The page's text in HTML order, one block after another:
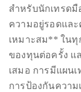
สำหรับนักเทรดมื
ความอยู่รอดแล
เหมาะสม** ในทุ
ของทุนต่อครั้ง แล
เสมอ การมีแผน
การป้องกันความ